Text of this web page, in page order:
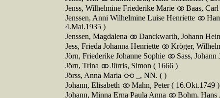
Jenss, Wilhelmine Friederike Marie
Baas,
Jenssen, Anni Wilhelmine Luise Henriette
4.Mai.1935 )
Jenssen, Magdalena
Danckwarth, Johann
Jess, Frieda Johanna Henriette
Kröger,
Jörn, Friederike Johanne Sophie
Sass,
Jörn, Trina
Jürris, Simon ( 1666 )
Jörss, Anna Maria
_, NN. ( )
Johann, Elisabeth
Mahn, Peter ( 16.Okt.1749 )
Johann, Minna Erna Paula Anna
Bohm, Hans